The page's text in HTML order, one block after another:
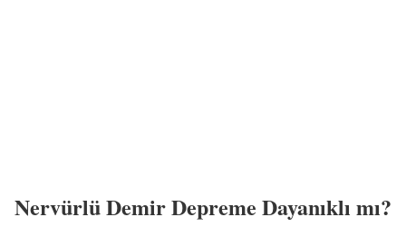
Nervürlü Demir Depreme Dayanıklı mı?